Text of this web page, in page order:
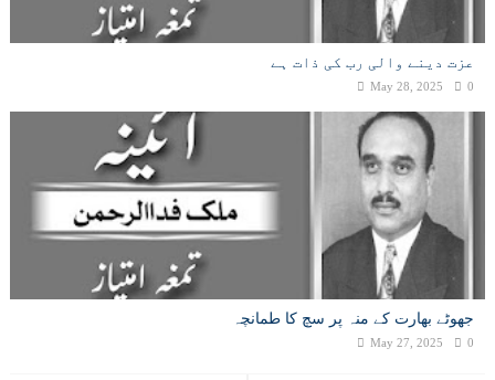
عزت دینے والی رب کی ذات ہے
May 28, 2025 0
جھوٹے بھارت کے منہ پر سچ کا طمانچہ
May 27, 2025 0